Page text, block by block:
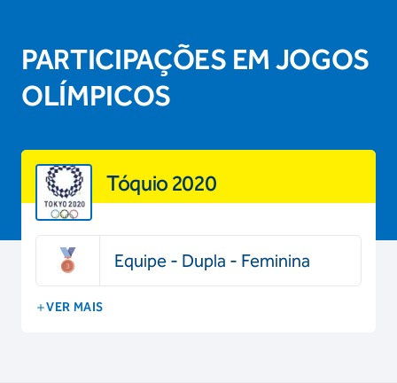
PARTICIPAÇÕES EM JOGOS
OLÍMPICOS
Tóquio 2020
Equipe - Dupla - Feminina
VER MAIS